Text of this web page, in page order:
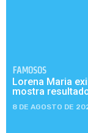
FAMOSOS
Lorena Maria
mostra
8 DE AGOSTO DE